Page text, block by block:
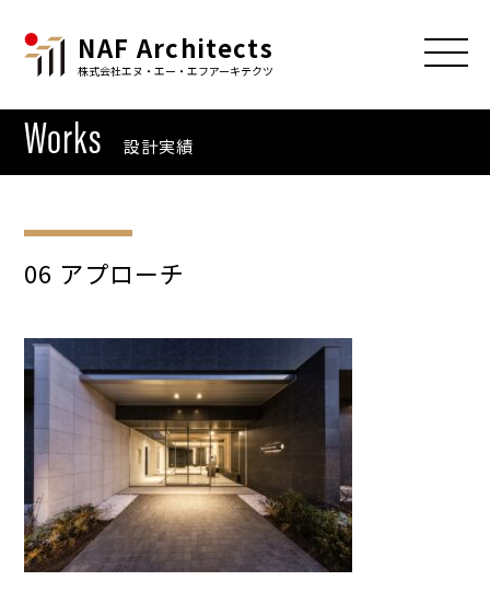
NAF Architects
株式会社エヌ・エー・エフアーキテクツ
Works 設計実績
06 アプローチ